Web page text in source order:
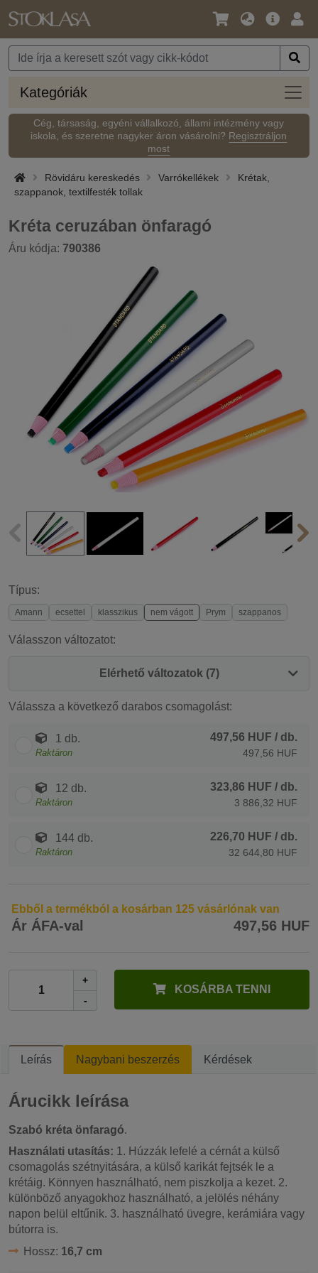
Nyelv
Pénznem
Fő
Kategóriák
Cég, társaság, egyéni vállalkozó, állami intézmény vagy
iskola, és szeretne nagyker áron vásárolni? Regisztráljon
most
Rövidáru kereskedés Varrókellékek
Krétak,
szappanok, textilfesték tollak
Kréta ceruzában önfaragó
Áru kódja: 790386
Típus:
Amann ecsettel klasszikus nem vágott Prym szappanos
Válasszon változatot:
Elérhető változatok (7)
Válassza a következő darabos csomagolást:
1 db.
Raktáron
497,56 HUF / db.
497,56 HUF
12 db.
Raktáron
323,86 HUF / db.
3 886,32 HUF
144 db.
Raktáron
226,70 HUF / db.
32 644,80 HUF
Ebből a termékból a kosárban 125 vásárlónak van
Ár ÁFA-val 497,56 HUF
+
-
KOSÁRBA TENNI
Leírás Nagybani beszerzés Kérdések
Árucikk leírása
Szabó kréta önfaragó.
Használati utasítás: 1. Húzzák lefelé a cérnát a külső
csomagolás szétnyitására, a külső karikát fejtsék le a
krétáig. Könnyen használható, nem piszkolja a kezet. 2.
különböző anyagokhoz használható, a jelölés néhány
napon belül eltűnik. 3. használható üvegre, kerámiára vagy
bútorra is.
Hossz: 16,7 cm